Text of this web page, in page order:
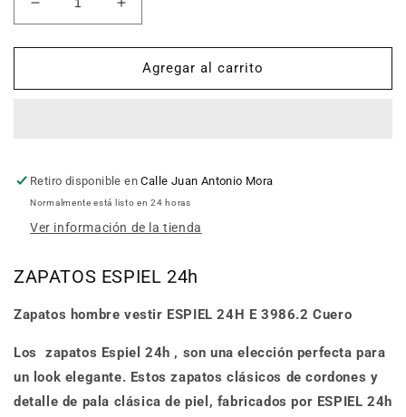
Reducir
cantidad
para
ESPIEL
Aumentar
cantidad
para
Zapatos
ESPIEL
Agregar al carrito
Retiro disponible enCalle Juan Antonio Mora
Normalmente está listo en 24 horas
Ver información de la tienda
ZAPATOS ESPIEL 24h
Zapatos hombre vestir ESPIEL 24H E 3986.2 Cuero
Los zapatos Espiel 24h , son una elección perfecta para
un look elegante. Estos zapatos clásicos de cordones y
detalle de pala clásica de piel, fabricados por ESPIEL 24h